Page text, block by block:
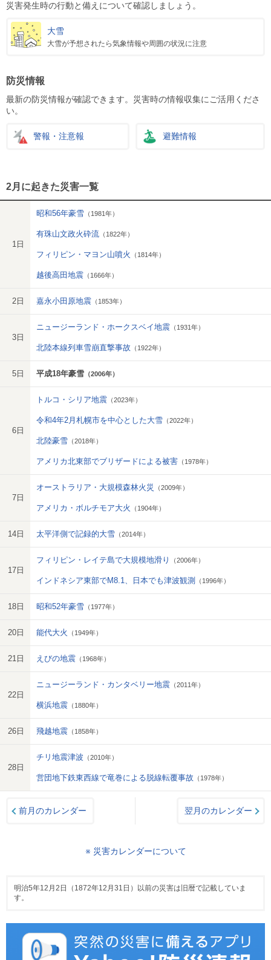
災害発生時の行動と備えについて確認しましょう。
大雪
大雪が予想されたら気象情報や周囲の状況に注意
防災情報
最新の防災情報が確認できます。災害時の情報収集にご活用くださ
い。
警報・注意報 避難情報
2月に起きた災害一覧
1日
昭和56年豪雪 （1981年）
有珠山文政火砕流 （1822年）
フィリピン・マヨン山噴火 （1814年）
越後高田地震 （1666年）
2日 嘉永小田原地震 （1853年）
3日
ニュージーランド・ホークスベイ地震 （1931年）
北陸本線列車雪崩直撃事故 （1922年）
5日 平成18年豪雪 （2006年）
6日
トルコ・シリア地震 （2023年）
令和4年2月札幌市を中心とした大雪 （2022年）
北陸豪雪 （2018年）
アメリカ北東部でブリザードによる被害 （1978年）
7日
オーストラリア・大規模森林火災 （2009年）
アメリカ・ボルチモア大火 （1904年）
14日 太平洋側で記録的大雪 （2014年）
17日
フィリピン・レイテ島で大規模地滑り （2006年）
インドネシア東部でM8.1、日本でも津波観測 （1996年）
18日 昭和52年豪雪 （1977年）
20日 能代大火 （1949年）
21日 えびの地震 （1968年）
22日
ニュージーランド・カンタベリー地震 （2011年）
横浜地震 （1880年）
26日 飛越地震 （1858年）
28日
チリ地震津波 （2010年）
営団地下鉄東西線で竜巻による脱線転覆事故 （1978年）
前月のカレンダー 翌月のカレンダー
※ 災害カレンダーについて
明治5年12月2日（1872年12月31日）以前の災害は旧暦で記載していま
す。